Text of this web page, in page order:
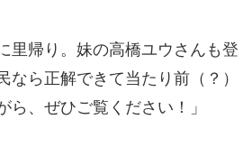
里帰り。妹の高橋ユウさんも登
ら正解できて当たり前（？）
、ぜひご覧ください！」